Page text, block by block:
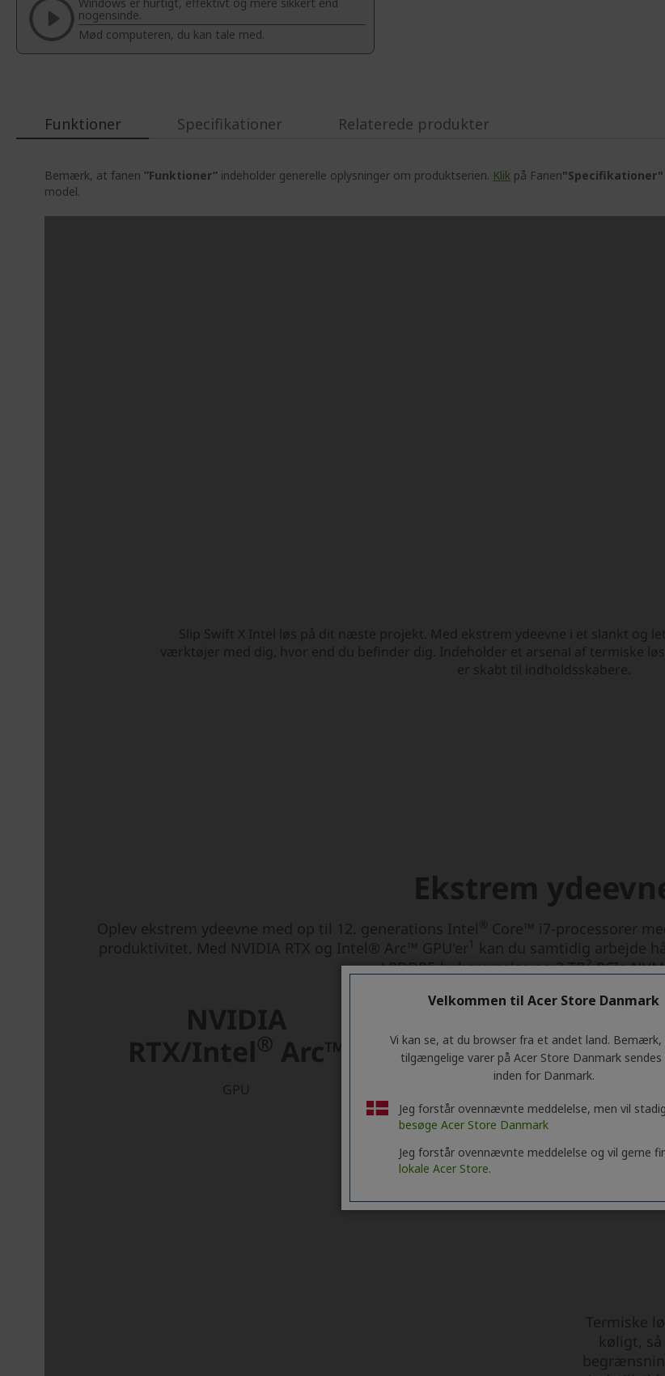
the
images
gallery
nogensinde.
Mød computeren, du kan tale med.
Funktioner
Bemærk, at fanen ”Funktioner” indeholder generelle oplysninger om produktserien. Klik på Fanen"Specifikationer"
model.
Specifikationer Relaterede produkter
Velkommen til Acer Store Danmark
Vi kan se, at du browser fra et andet land. Bemærk,
tilgængelige varer på Acer Store Danmark sendes
inden for Danmark.
Jeg forstår ovennævnte meddelelse, men vil
besøge Acer Store Danmark
Jeg forstår ovennævnte meddelelse og vil gerne
lokale Acer Store.